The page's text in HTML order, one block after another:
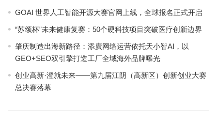
GOAI 世界人工智能开源大赛官网上线，全球报名正式开启
“苏颂杯”未来健康复赛：50个硬科技项目突破医疗创新边界
肇庆制造出海新路径：添廣网络运营依托天小智AI，以
GEO+SEO双引擎打造工厂全域海外品牌曝光
创业高新·澄就未来——第九届江阴（高新区）创新创业大赛
总决赛落幕